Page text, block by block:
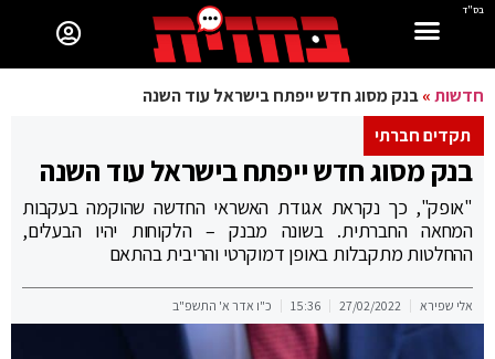
בס"ד
חדשות»בנק מסוג חדש ייפתח בישראל עוד השנה
תקדים חברתי
בנק מסוג חדש ייפתח בישראל עוד השנה
"אופק", כך נקראת אגודת האשראי החדשה שהוקמה בעקבות
המחאה החברתית. בשונה מבנק – הלקוחות יהיו הבעלים,
ההחלטות מתקבלות באופן דמוקרטי והריבית בהתאם
אלי שפירא 27/02/2022
15:36 כ"ו אדר א' התשפ"ב